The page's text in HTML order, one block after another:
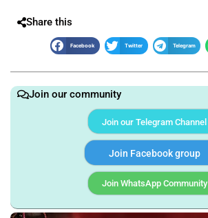
Share this
Facebook Twitter Telegram
Join our community
Join our Telegram Channel
Join Facebook group
Join WhatsApp Community